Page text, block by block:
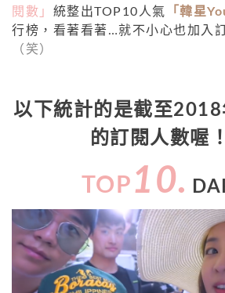
閱數」 統整出TOP10人氣 「韓星
行榜，看著看著…就不小心也加入
（笑）
以下統計的是截至
的訂閱人數喔！
TOP 10.